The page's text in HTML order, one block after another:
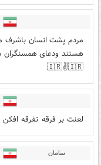
مردم پشت انسان باشرف
هستند ودعای همسنگران
🇮🇷✌️🇮🇷
لعنت بر فرقه تفرقه افکن
سامان